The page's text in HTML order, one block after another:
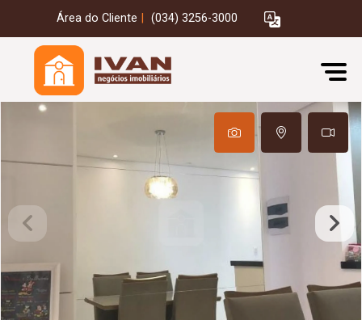
Área do Cliente (034) 3256-3000